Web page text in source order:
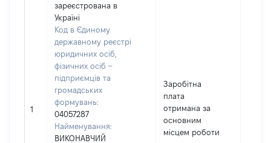
1
зареєстрована в
Україні
Код в Єдиному
державному реєстрі
юридичних осіб,
фізичних осіб –
підприємців та
громадських
формувань:
04057287
Найменування:
ВИКОНАВЧИЙ
Заробітна
плата
отримана за
основним
місцем роботи